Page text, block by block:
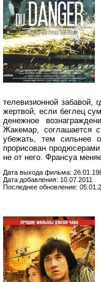
телевизионной забавой,
жертвой; если беглец
денежное
Жакемар, соглашается
убежать, тем сильнее
прорисован
не от него. Франсуа
Дата выхода фильма:
Дата добавления: 10.07.2011
Последнее обновление: